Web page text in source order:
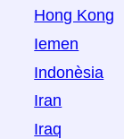
Hong Kong
Iemen
Indonèsia
Iran
Iraq